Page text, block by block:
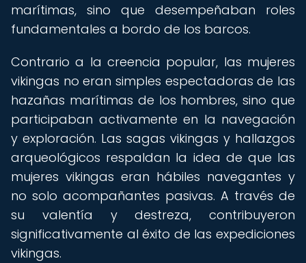
marítimas, sino que desempeñaban roles
fundamentales a bordo de los barcos.
Contrario a la creencia popular, las mujeres
vikingas no eran simples espectadoras de las
hazañas marítimas de los hombres, sino que
participaban activamente en la navegación
y exploración. Las sagas vikingas y hallazgos
arqueológicos respaldan la idea de que las
mujeres vikingas eran hábiles navegantes y
no solo acompañantes pasivas. A través de
su valentía y destreza, contribuyeron
significativamente al éxito de las expediciones
vikingas.